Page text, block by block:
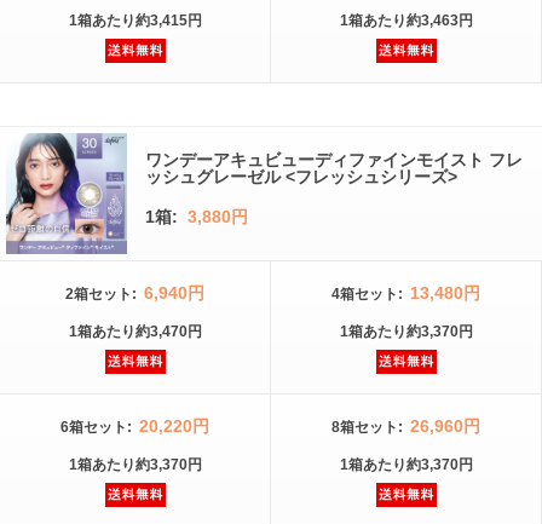
1箱あたり約3,415円 1箱あたり約3,463円
ワンデーアキュビューディファインモイスト フレ
ッシュグレーゼル <フレッシュシリーズ>
1箱: 3,880円
2箱セット : 6,940円
1箱あたり約3,470円
4箱セット : 13,480円
1箱あたり約3,370円
6箱セット : 20,220円
1箱あたり約3,370円
8箱セット : 26,960円
1箱あたり約3,370円